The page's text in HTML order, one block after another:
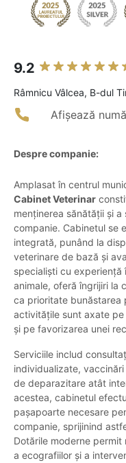
9.2
Râmnicu Vâlcea, B-dul
Afișează
Despre companie:
Amplasat în centrul
Cabinet Veterinar
menținerea sănătății și
companie. Cabinetul se
integrată, punând la
veterinare de bază și
specialiști cu experiență
animale, oferă îngrijiri la
ca prioritate bunăstarea
activitățile sunt axate
și pe favorizarea unei
Serviciile includ
individualizate,
de deparazitare atât
acestea, cabinetul
pașapoarte necesare
companie, sprijinind
Dotările moderne permit
a ecografiilor și a